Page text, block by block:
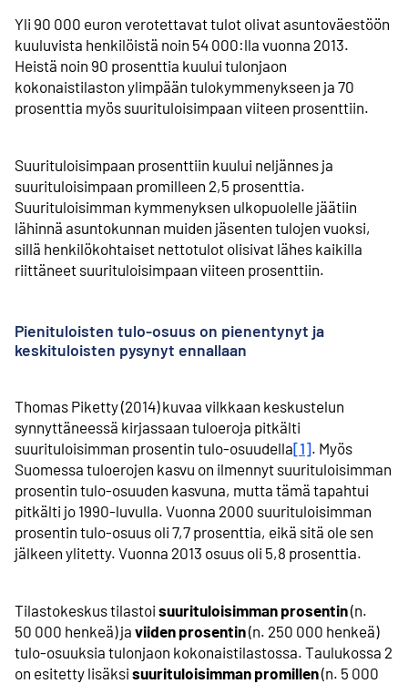
Yli 90 000 euron verotettavat tulot olivat asuntoväestöön
kuuluvista henkilöistä noin 54 000:lla vuonna 2013.
Heistä noin 90 prosenttia kuului tulonjaon
kokonaistilaston ylimpään tulokymmenykseen ja 70
prosenttia myös suurituloisimpaan viiteen prosenttiin.
Suurituloisimpaan prosenttiin kuului neljännes ja
suurituloisimpaan promilleen 2,5 prosenttia.
Suurituloisimman kymmenyksen ulkopuolelle jäätiin
lähinnä asuntokunnan muiden jäsenten tulojen vuoksi,
sillä henkilökohtaiset nettotulot olisivat lähes kaikilla
riittäneet suurituloisimpaan viiteen prosenttiin.
Pienituloisten tulo-osuus on pienentynyt ja
keskituloisten pysynyt ennallaan
Thomas Piketty (2014) kuvaa vilkkaan keskustelun
synnyttäneessä kirjassaan tuloeroja pitkälti
suurituloisimman prosentin tulo-osuudella[1]. Myös
Suomessa tuloerojen kasvu on ilmennyt suurituloisimman
prosentin tulo-osuuden kasvuna, mutta tämä tapahtui
pitkälti jo 1990-luvulla. Vuonna 2000 suurituloisimman
prosentin tulo-osuus oli 7,7 prosenttia, eikä sitä ole sen
jälkeen ylitetty. Vuonna 2013 osuus oli 5,8 prosenttia.
Tilastokeskus tilastoi suurituloisimman prosentin(n.
50 000 henkeä) ja viiden prosentin(n. 250 000 henkeä)
tulo-osuuksia tulonjaon kokonaistilastossa. Taulukossa 2
on esitetty lisäksi suurituloisimman promillen(n. 5 000